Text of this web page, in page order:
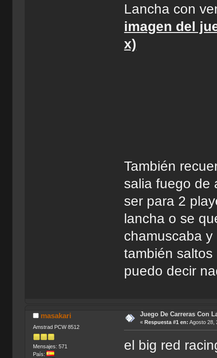
Lancha con
imagen del
x)
También
salia fuego de
ser para 2
lancha o se
chamuscaba
también
puedo decir
masakari
Amstrad PCW 8512
Mensajes: 571
País:
Juego De Carreras Con
« Respuesta #1 en: Agosto 28,
el big red